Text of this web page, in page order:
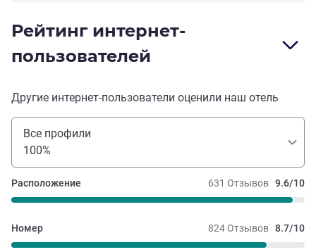
Рейтинг интернет-
пользователей
Другие интернет-пользователи оценили наш отель
Все профили
100%
631 Отзывов 9.6/10
Расположение
824 Отзывов 8.7/10
Номер